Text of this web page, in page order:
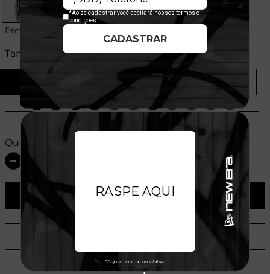
Preto
Tamanhos:
G GG
Provador Virtual Tabela de Medidas
Quantidade:
ADICIONAR AO CARRINHO
ADICIONAR A LISTA DE DESEJOS